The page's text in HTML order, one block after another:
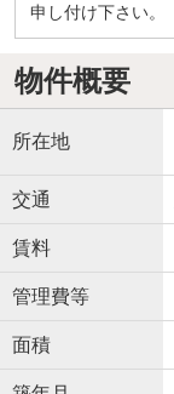
申し付け下さい。
物件概要
所在地
交通
賃料
管理費等
面積